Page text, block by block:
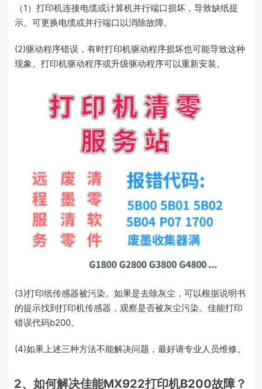
（1）打印机连接电缆或计算机并行端口损坏，导致缺纸提
示。可更换电缆或并行端口以消除故障。
(2)驱动程序错误，有时打印机驱动程序损坏也可能导致这种
现象。打印机驱动程序或升级驱动程序可以重新安装。
(3)打印纸传感器被污染。如果是去除灰尘，可以根据说明书
的提示找到打印机传感器，观察是否被灰尘污染。佳能打印
错误代码b200。
(4)如果上述三种方法不能解决问题，最好请专业人员维修。
2、如何解决佳能MX922打印机B200故障？